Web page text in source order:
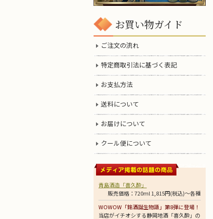
お買い物ガイド
ご注文の流れ
特定商取引法に基づく表記
お支払方法
送料について
お届けについて
クール便について
青島酒造「喜久酔」
販売価格：720ml 1,815円(税込)～各種
WOWOW「銘酒誕生物語」第8弾に登場！
当店がイチオシする静岡地酒「喜久酔」の